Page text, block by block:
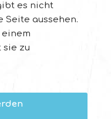
es nicht
Seite aussehen.
sie zu